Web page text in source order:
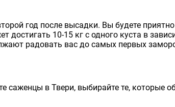
год после высадки. Вы будете
достигать 10-15 кг с одного куста в
радовать вас до самых первых
саженцы в Твери, выбирайте те,